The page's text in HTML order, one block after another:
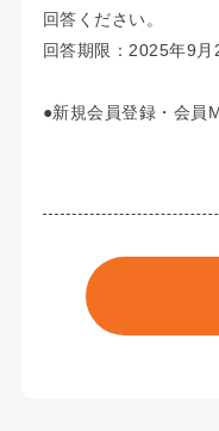
回答ください。
回答期限：2025年9
●新規会員登録・会員